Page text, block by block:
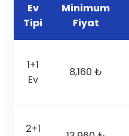
Ev
Tipi
Minimum
Fiyat
1+1
Ev
8,160 ₺
2+1